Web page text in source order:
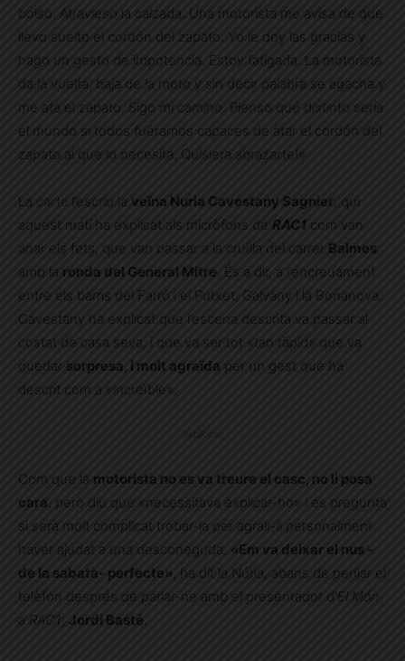
bolso. Atravieso la calzada. Una motorista me avisa de que
llevo suelto el cordón del zapato. Yo le doy las gracias y
hago un gesto de impotencia. Estoy fatigada. La motorista
da la vuelta, baja de la moto y sin decir palabra se agacha y
me ata el zapato. Sigo mi camino. Pienso qué distinto sería
el mundo si todos fuéramos capaces de atar el cordón del
zapato al que lo ne­cesita. Quisiera abrazarte!»
La carta l’escriu la veïna Nuria Cavestany Sagnier , qui
aquest matí ha explicat als micròfons de RAC1 com van
anar els fets, que van passar a la cruïlla del carrer Balmes
amb la ronda del General Mitre . És a dir, a l’encreuament
entre els barris del Farró i el Putxet, Galvany i la Bonanova.
Cavestany ha explicat que l’escena descrita va passar al
costat de casa seva, i que va ser tot «tan ràpid» que va
quedar sorpresa, i molt agraïda per un gest que ha
descrit com a «increïble».
Com que la motorista no es va treure el casc, no li posa
cara , però diu que «necessitava explicar-ho» i es pregunta
si serà molt complicat trobar-la per agrair-li personalment
haver ajudat a una desconeguda. «Em va deixar el nus -
de la sabata- perfecte», ha dit la Núria, abans de penjar el
telèfon després de parlar-ne amb el presentador d’El Món
a RAC1 , Jordi Basté.